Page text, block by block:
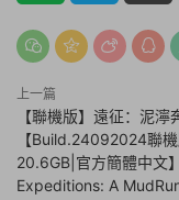
上一篇
【聯機版】遠征：泥濘
【Build.24092024聯
20.6GB|官方簡體中文】
Expeditions: A